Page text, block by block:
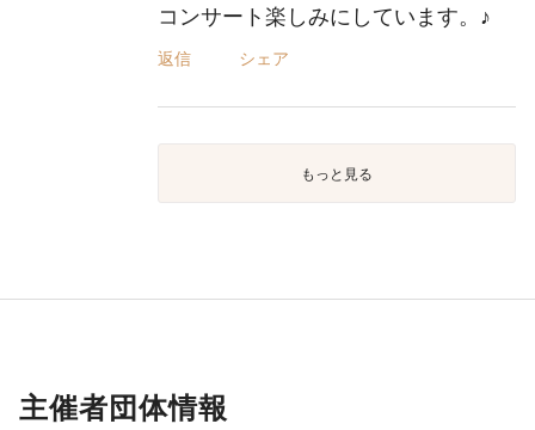
コンサート楽しみにしています。♪
返信 シェア
もっと見る
主催者団体情報